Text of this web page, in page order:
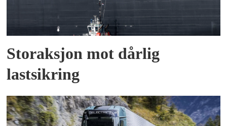
Storaksjon mot dårlig
lastsikring